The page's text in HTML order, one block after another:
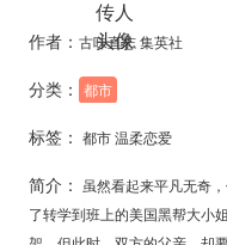
作者： 古味直志 集英社
分类： 都市
标签： 都市 温柔恋爱
简介： 虽然看起来平凡无奇
了转学到班上的美国黑帮大小